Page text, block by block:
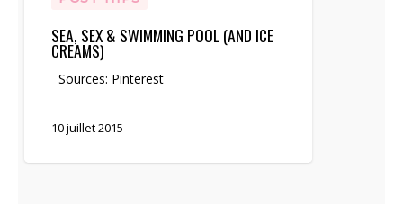
SEA, SEX & SWIMMING POOL (AND ICE
CREAMS)
Sources: Pinterest
10 juillet 2015